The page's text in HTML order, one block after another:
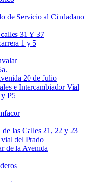
de Servicio al Ciudadano
31 Y 37
1 y 5
20 de Julio
e Intercambiador Vial
P5
de las Calles 21, 22 y 23
del Prado
de la Avenida